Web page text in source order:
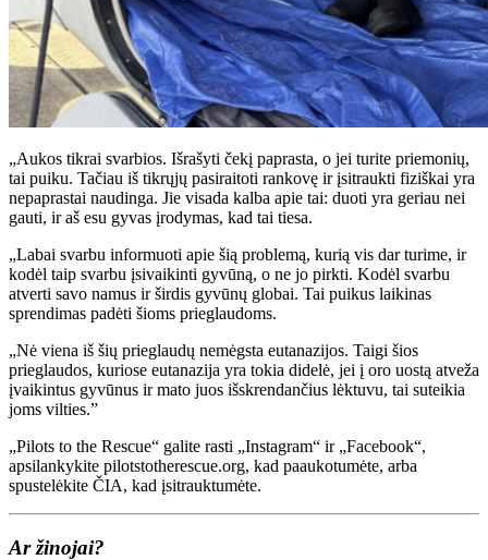
„Aukos tikrai svarbios. Išrašyti čekį paprasta, o jei turite priemonių,
tai puiku. Tačiau iš tikrųjų pasiraitoti rankovę ir įsitraukti fiziškai yra
nepaprastai naudinga. Jie visada kalba apie tai: duoti yra geriau nei
gauti, ir aš esu gyvas įrodymas, kad tai tiesa.
„Labai svarbu informuoti apie šią problemą, kurią vis dar turime, ir
kodėl taip svarbu įsivaikinti gyvūną, o ne jo pirkti. Kodėl svarbu
atverti savo namus ir širdis gyvūnų globai. Tai puikus laikinas
sprendimas padėti šioms prieglaudoms.
„Nė viena iš šių prieglaudų nemėgsta eutanazijos. Taigi šios
prieglaudos, kuriose eutanazija yra tokia didelė, jei į oro uostą atveža
įvaikintus gyvūnus ir mato juos išskrendančius lėktuvu, tai suteikia
joms vilties.”
„Pilots to the Rescue“ galite rasti „Instagram“ ir „Facebook“,
apsilankykite pilotstotherescue.org, kad paaukotumėte, arba
spustelėkite ČIA, kad įsitrauktumėte.
Ar žinojai?